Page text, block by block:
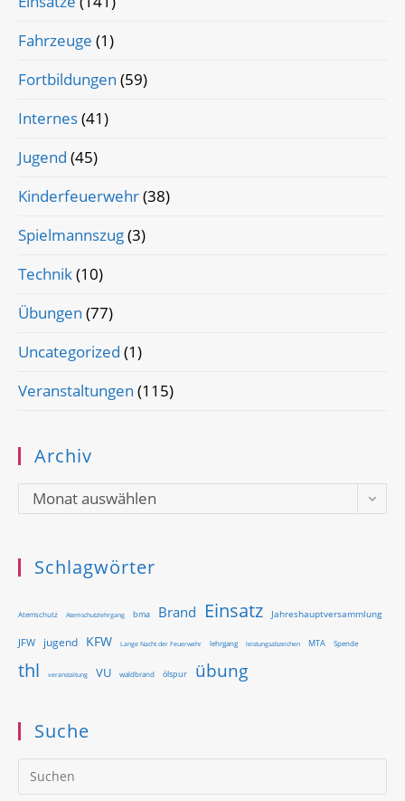
Fahrzeuge (1)
Fortbildungen (59)
Internes(41)
Jugend (45)
Kinderfeuerwehr(38)
Spielmannszug(3)
Technik(10)
Übungen (77)
Uncategorized (1)
Veranstaltungen (115)
Archiv
Archiv
Monat auswählen
Schlagwörter
Atemschutz Atemschutzlehrgang bma Brand Einsatz Jahreshauptversammlung
JFW jugend KFW Lange Nacht der Feuerwehr lehrgang leistungsabzeichen MTA Spende
thl veranstaltung VU waldbrand ölspur übung
Suche